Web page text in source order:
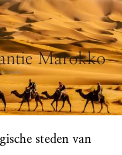
steden van